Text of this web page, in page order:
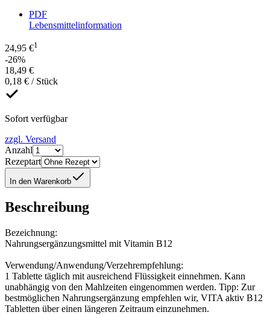
PDF
Lebensmittelinformation
24,95 €1
-26%
18,49 €
0,18 € / Stück
Sofort verfügbar
zzgl. Versand
Anzahl
Rezeptart
In den Warenkorb
Beschreibung
Bezeichnung:
Nahrungsergänzungsmittel mit Vitamin B12
Verwendung/Anwendung/Verzehrempfehlung:
1 Tablette täglich mit ausreichend Flüssigkeit einnehmen. Kann
unabhängig von den Mahlzeiten eingenommen werden. Tipp: Zur
bestmöglichen Nahrungsergänzung empfehlen wir, VITA aktiv B12
Tabletten über einen längeren Zeitraum einzunehmen.